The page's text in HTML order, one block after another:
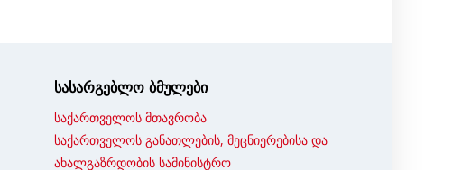
სასარგებლო ბმულები
საქართველოს მთავრობა
საქართველოს განათლების, მეცნიერებისა და
ახალგაზრდობის სამინისტრო